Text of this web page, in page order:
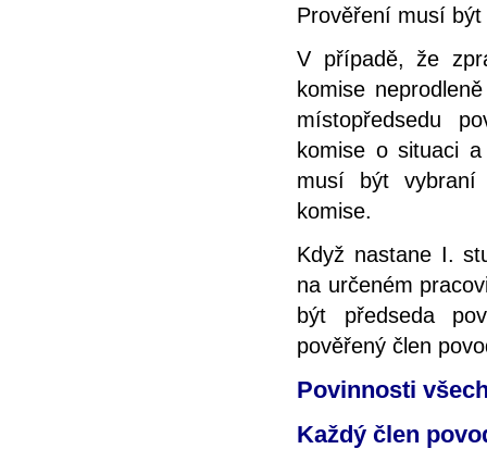
Prověření musí
V případě, že
komise
místopředsedu
komise o situaci
musí být vybraní
komise.
Když nastane I.
na určeném
být předseda
pověřený člen
Povinnosti
Každý člen